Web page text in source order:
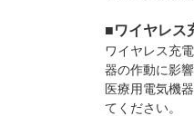
■ワイヤレス
ワイヤレス充
器の作動に影
医療用電気機
てください。